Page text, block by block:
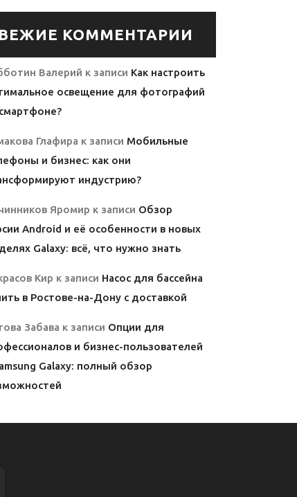
КОММЕНТАРИИ
Валерий к записи Как настроить
освещение для фотографий
Глафира к записи Мобильные
и бизнес: как они
индустрию?
Яромир к записи Обзор
Android и её особенности в новых
Galaxy: всё, что нужно знать
Кир к записи Насос для бассейна
в Ростове-на-Дону с доставкой
Забава к записи Опции для
и бизнес-пользователей
Galaxy: полный обзор